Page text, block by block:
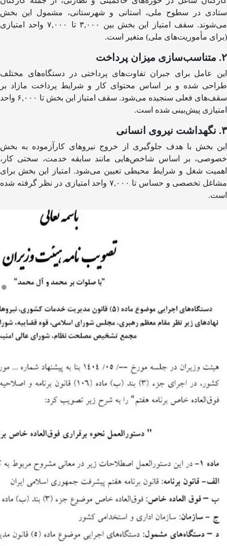
ستادی در سطوح ملی، استانی و شهرستانی، مشمول این بخش
می‌شوند. سقف امتیاز این بخش بین ۳,۰۰۰ تا ۷,۰۰۰ واحد امتیازی
(برای مأموریت‌های ملی) متغیر است.
۲. متناسب‌سازی میزان پرداخت
این عامل برای جبران تفاوت‌های پرداختی در دستگاه‌های مختلف
طراحی شده و بر اساس محتوای کار و شرایط پرداخت مازاد بر
سقف‌های فعلی سنجیده می‌شود. سقف امتیاز این بخش تا ۶,۰۰۰ واحد
امتیازی پیش‌بینی شده است.
۳. نگهداشت نیروی انسانی
این بخش با هدف جلوگیری از خروج نیروهای کارآزموده به بخش
خصوصی، بر اساس شاخص‌هایی مانند سابقه خدمت، سختی کار،
اهمیت شغل و شرایط محیطی تعیین می‌شود. امتیاز این بخش برای
مشاغل تخصصی و حساس تا ۷,۰۰۰ واحد امتیازی در نظر گرفته شده
است.